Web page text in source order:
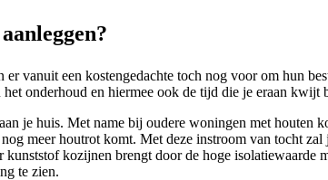
vanuit een kostengedachte toch nog voor om hun
onderhoud en hiermee ook de tijd die je eraan kwijt
je huis. Met name bij oudere woningen met houten
meer houtrot komt. Met deze instroom van tocht
kozijnen brengt door de hoge isolatiewaarde
te zien.